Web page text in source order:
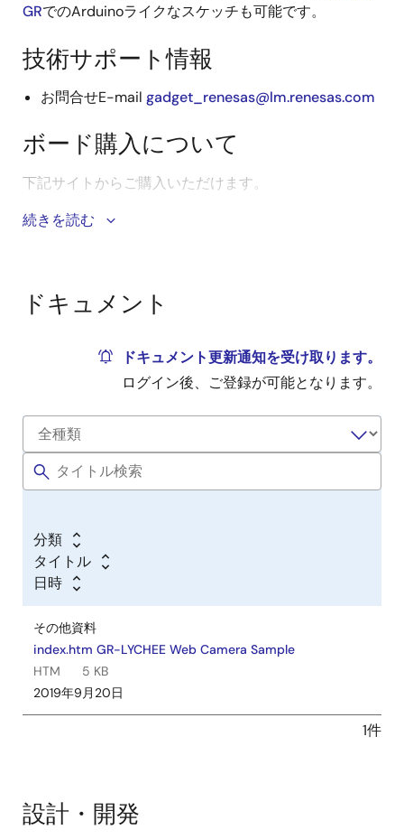
GRでのArduinoライクなスケッチも可能です。
技術サポート情報
お問合せE-mail gadget_renesas@lm.renesas.com
ボード購入について
下記サイトからご購入いただけます。
ITストア
チップワンストップ
続きを読む
ドキュメント
ドキュメント更新通知を受け取ります。
ログイン後、ご登録が可能となります。
分類
タイトル
日時
その他資料
index.htm GR-LYCHEE Web Camera Sample
HTM
5 KB
2019年9月20日
1件
設計・開発